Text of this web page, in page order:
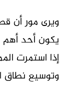
ويرى مور أن
يكون أحد أهم
إذا استمرت
وتوسيع نطاق